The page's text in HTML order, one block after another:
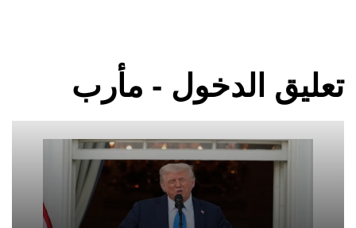
تعليق الدخول - مأرب